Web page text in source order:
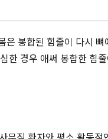
봉합된 힘줄이 다시
경우 애써 봉합한 힘